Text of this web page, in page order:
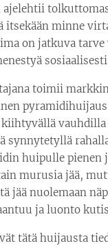
ajelehtii
itsekään minne
on jatkuva tarve
toimii
kiihtyvällä
synnytetyllä
huipulle pienen
murusia jää,
jää nuolemaan
ja luonto
tätä huijausta